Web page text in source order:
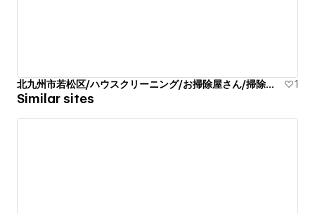
北九州市若松区/ハウスクリーニング/お掃除屋さん/掃除代行業者 1
Similar sites